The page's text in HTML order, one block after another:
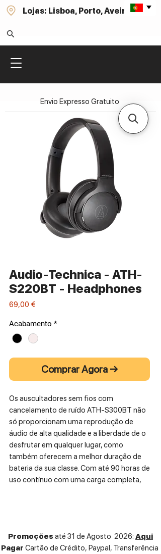
Lojas: Lisboa, Porto, Aveiro
Audio-Technica - ATH-
S220BT - Headphones
69,00 €
Acabamento *
Comprar Agora →
Os auscultadores sem fios com
cancelamento de ruído ATH-S300BT não
só proporcionam uma reprodução de
áudio de alta qualidade e a liberdade de o
desfrutar em qualquer lugar, como
também oferecem a melhor duração de
bateria da sua classe. Com até 90 horas de
uso contínuo com uma carga completa,
horas de nova autonomia.
Envio Expresso Gratuito
Promoções até 31 de Agosto 2026: Aqui
Pagar Cartão de Crédito, Paypal, Transferência